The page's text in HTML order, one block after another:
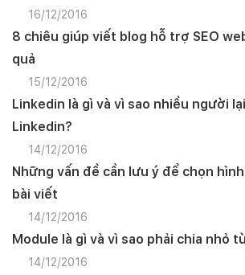
16/12/2016
8 chiêu giúp viết blog hỗ trợ SEO
quả
15/12/2016
Linkedin là gì và vì sao nhiều người
Linkedin?
14/12/2016
Những vấn đề cần lưu ý để chọn
bài viết
14/12/2016
Module là gì và vì sao phải chia nhỏ
14/12/2016